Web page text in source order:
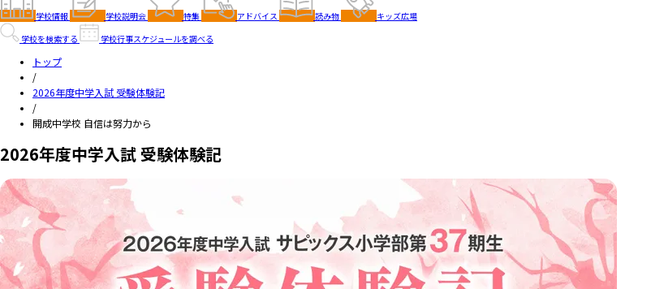
学校情報 学校説明会 特集 アドバイス 読み物
キッズ広場
学校を検索する
学校行事スケジュールを調べる
トップ
/
2026年度中学入試 受験体験記
/
開成中学校 自信は努力から
2026年度中学入試 受験体験記